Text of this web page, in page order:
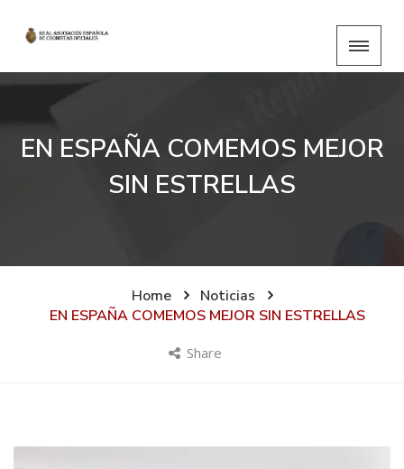
EN ESPAÑA COMEMOS MEJOR
SIN ESTRELLAS
Home
Noticias
EN ESPAÑA COMEMOS MEJOR SIN ESTRELLAS
Share